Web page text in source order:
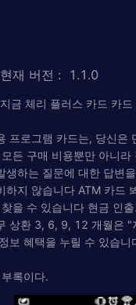
현재 버전 : 1.1.0
금 체리 플러스 카드 카
프로그램 카드는, 당신은
든 구매 비용뿐만 아니
하는 질문에 대한 답변
하지 않습니다 ATM 카드
을 수 있습니다 현금 인
상환 3, 6, 9, 12 개월은 "
보 혜택을 누릴 수 있습니
록이다.